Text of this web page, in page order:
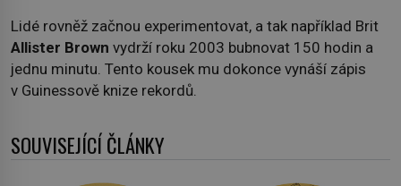
Lidé rovněž začnou experimentovat, a tak například Brit
Allister Brown vydrží roku 2003 bubnovat 150 hodin a
jednu minutu. Tento kousek mu dokonce vynáší zápis
v Guinessově knize rekordů.
SOUVISEJÍCÍ ČLÁNKY